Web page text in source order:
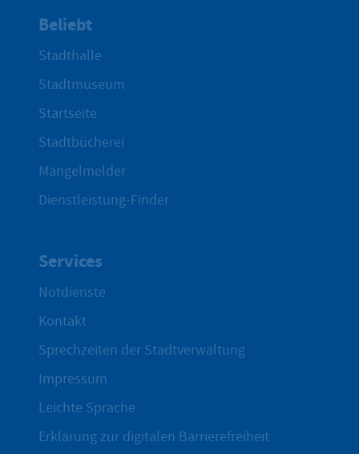
Beliebt
Stadthalle
Stadtmuseum
Startseite
Stadtbücherei
Mängelmelder
Dienstleistung-Finder
Services
Notdienste
Kontakt
Sprechzeiten der Stadtverwaltung
Impressum
Leichte Sprache
Erklärung zur digitalen Barrierefreiheit